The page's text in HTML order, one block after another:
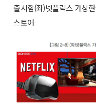
출시함(좌)넷플릭스 가상
스토어